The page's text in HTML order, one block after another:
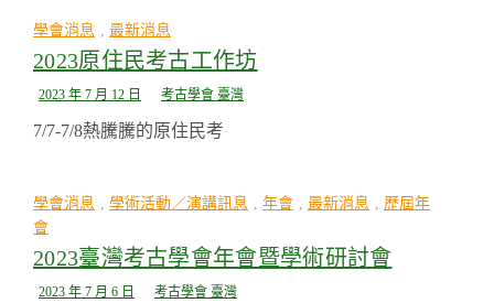
學會消息 , 最新消息
2023原住民考古工作坊
2023 年 7 月 12 日 考古學會 臺灣
7/7-7/8熱騰騰的原住民考
學會消息 , 學術活動／演講訊息 , 年會 , 最新消息 , 歷屆年
會
2023臺灣考古學會年會暨學術研討會
2023 年 7 月 6 日 考古學會 臺灣